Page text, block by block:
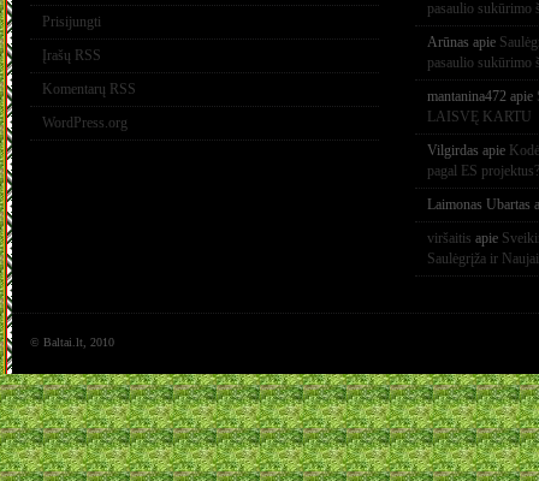
Prisijungti
Įrašų RSS
Komentarų RSS
WordPress.org
pasaulio sukūrimo
Arūnas apie
pasaulio sukūrimo
mantanina472 apie
LAISVĘ KARTU
Vilgirdas apie
pagal ES projektus?
Laimonas Ubartas
viršaitis apie
Saulėgrįža ir
© Baltai.lt, 2010